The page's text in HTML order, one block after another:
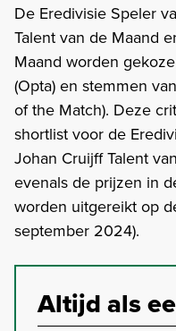
De Eredivisie Speler
Talent van de Maand
Maand worden
(Opta) en stemmen
of the Match). Deze
shortlist voor de
Johan Cruijff Talent
evenals de prijzen in
worden uitgereikt op
september 2024).
Altijd als